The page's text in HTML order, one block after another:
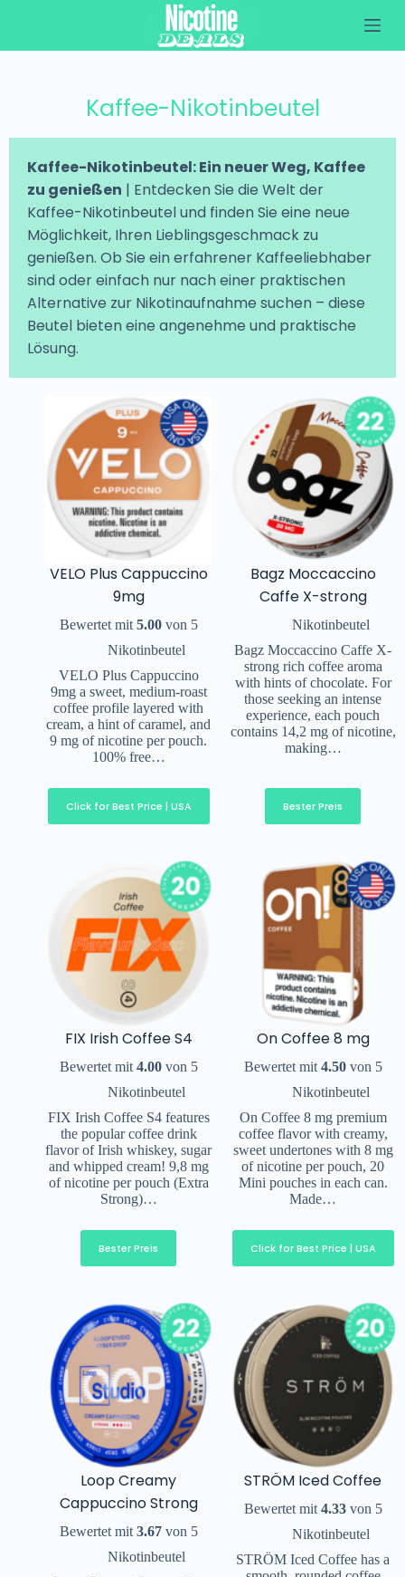
m
Kaffee-Nikotinbeutel
Kaffee-Nikotinbeutel: Ein neuer Weg, Kaffee
zu genießen | Entdecken Sie die Welt der
Kaffee-Nikotinbeutel und finden Sie eine neue
Möglichkeit, Ihren Lieblingsgeschmack zu
genießen. Ob Sie ein erfahrener Kaffeeliebhaber
sind oder einfach nur nach einer praktischen
Alternative zur Nikotinaufnahme suchen – diese
Beutel bieten eine angenehme und praktische
Lösung.
VELO Plus Cappuccino
9mg
Bewertet mit 5.00von 5
Nikotinbeutel
VELO Plus Cappuccino
9mg a sweet, medium-roast
coffee profile layered with
cream, a hint of caramel, and
9 mg of nicotine per pouch.
100% free…
Click for Best Price | USA
Bagz Moccaccino
Caffe X-strong
Nikotinbeutel
Bagz Moccaccino Caffe X-
strong rich coffee aroma
with hints of chocolate. For
those seeking an intense
experience, each pouch
contains 14,2 mg of nicotine,
making…
Bester Preis
FIX Irish Coffee S4
Bewertet mit 4.00von 5
Nikotinbeutel
FIX Irish Coffee S4 features
the popular coffee drink
flavor of Irish whiskey, sugar
and whipped cream! 9,8 mg
of nicotine per pouch (Extra
Strong)…
Bester Preis
On Coffee 8 mg
Bewertet mit 4.50von 5
Nikotinbeutel
On Coffee 8 mg premium
coffee flavor with creamy,
sweet undertones with 8 mg
of nicotine per pouch, 20
Mini pouches in each can.
Made…
Click for Best Price | USA
Loop Creamy
Cappuccino Strong
Bewertet mit 3.67von 5
Nikotinbeutel
STRÖM Iced Coffee
Bewertet mit 4.33von 5
Nikotinbeutel
STRÖM Iced Coffee has a